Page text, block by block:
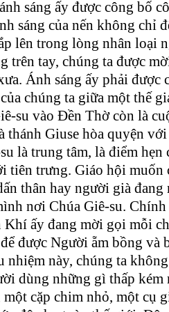
sáng ấy được công bố
sáng của nến không chỉ
lên trong lòng nhân loại
trên tay, chúng ta được
Ánh sáng ấy phải được
chúng ta giữa một thế
su vào Đền Thờ còn là
thánh Giuse hòa quyện
là trung tâm, là điểm
tiên trưng. Giáo hội
thân hay người già
nơi Chúa Giê-su.
Khí ấy đang mời gọi mỗi
được Người ẵm bồng và
nhiệm này, chúng ta
dùng những gì thấp
cặp chim nhỏ, một cụ